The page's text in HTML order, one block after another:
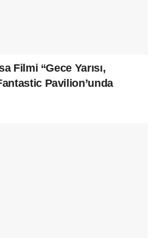
Filmi “Gece Yarısı,
Pavilion’unda